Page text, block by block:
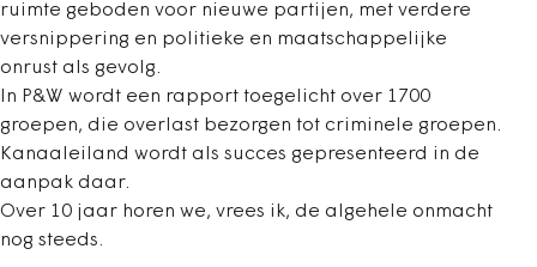
ruimte geboden voor nieuwe partijen, met verdere
versnippering en politieke en maatschappelijke
onrust als gevolg.
In P&W wordt een rapport toegelicht over 1700
groepen, die overlast bezorgen tot criminele groepen.
Kanaaleiland wordt als succes gepresenteerd in de
aanpak daar.
Over 10 jaar horen we, vrees ik, de algehele onmacht
nog steeds.